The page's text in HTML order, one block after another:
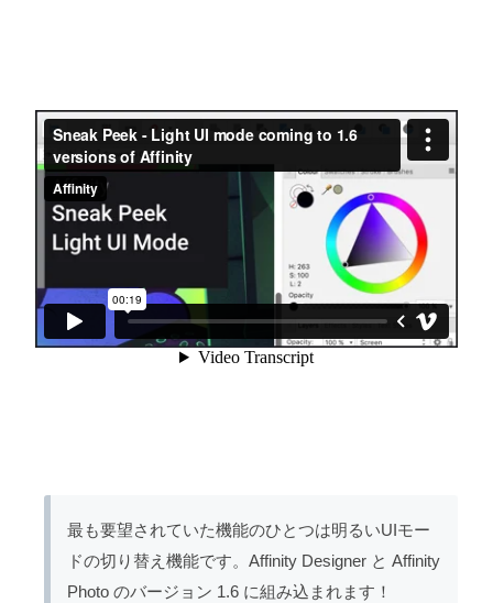
最も要望されていた機能のひとつは明るいUIモー
ドの切り替え機能です。Affinity Designer と Affinity
Photo のバージョン 1.6 に組み込まれます！